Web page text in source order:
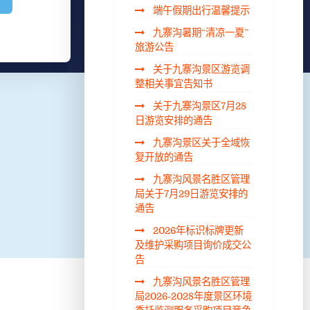
端午假期出行温馨提示
九寨沟暑期“清凉一夏”
旅游公告
关于九寨沟景区游览调
整相关事宜告知书
关于九寨沟景区7月28
日游览安排的通告
九寨沟景区关于全域恢
复开放的通告
九寨沟风景名胜区管理
局关于7月29日游览安排的
通告
2026年标识标牌更新
及维护采购项目询价成交公
告
九寨沟风景名胜区管理
局2026-2028年度景区环境